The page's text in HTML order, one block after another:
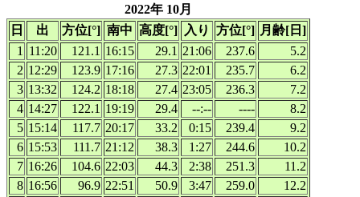
2022年 10月
日
出 方位[°] 南中 高度[°] 入り 方位[°] 月齢[日]
1
11:20 121.1 16:15 29.1 21:06 237.6
5.2
2 12:29 123.9 17:16 27.3 22:01 235.7
6.2
3 13:32 124.2 18:18 27.4 23:05 236.3
7.2
4 14:27 122.1 19:19 29.4 --:-- ----
8.2
5 15:14 117.7 20:17 33.2 0:15 239.4
9.2
6 15:53 111.7 21:12 38.3 1:27 244.6
10.2
7 16:26 104.6 22:03 44.3 2:38 251.3
11.2
8 16:56 96.9 22:51 50.9 3:47 259.0
12.2